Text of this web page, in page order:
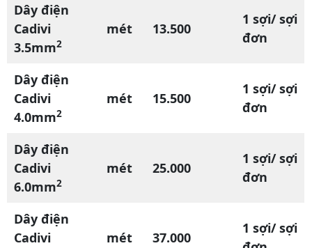
Dây điện
Cadivi
3.5mm2
mét 13.500
1 sợi/ sợi
đơn
Dây điện
Cadivi
4.0mm2
mét 15.500
1 sợi/ sợi
đơn
Dây điện
Cadivi
6.0mm2
mét 25.000
1 sợi/ sợi
đơn
Dây điện
Cadivi
mét 37.000
1 sợi/ sợi